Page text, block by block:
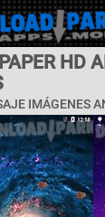
HD
IMÁGENES